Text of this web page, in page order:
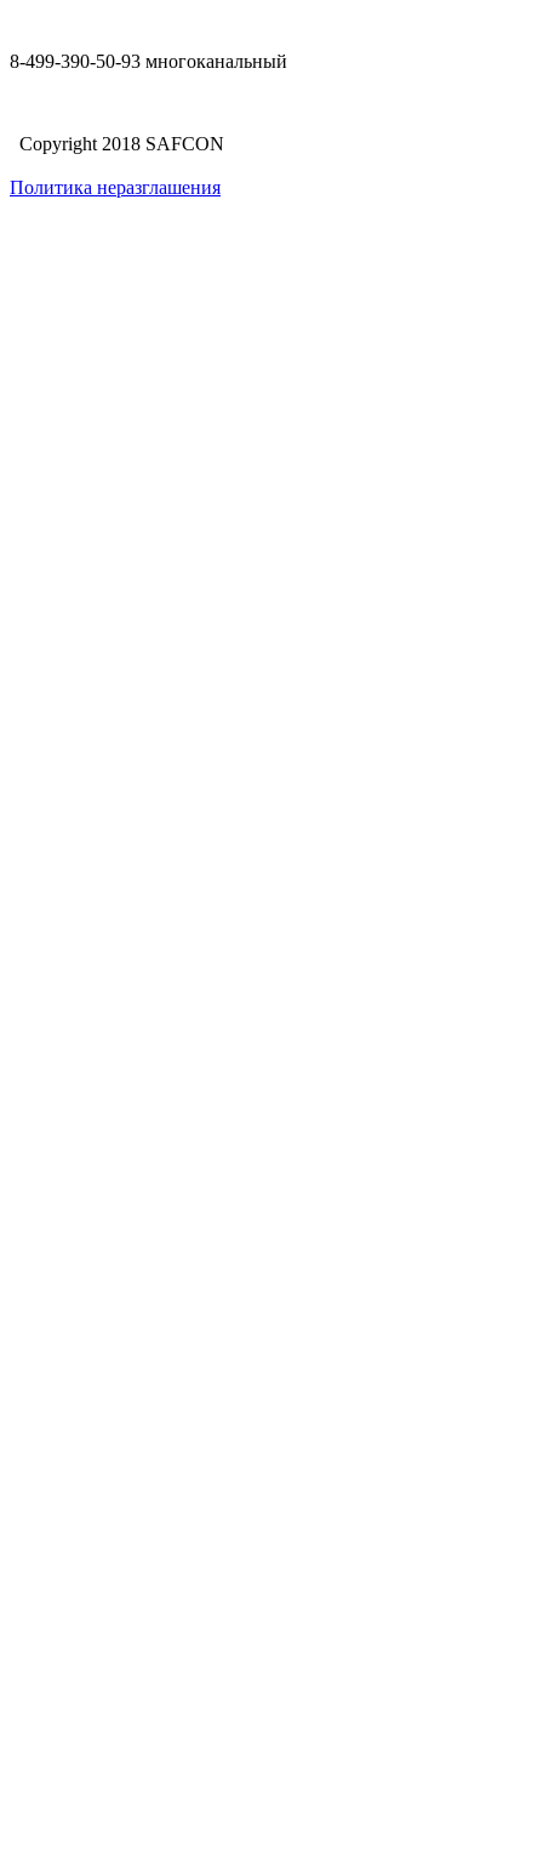
8-499-390-50-93 многоканальный
Copyright 2018 SAFCON
Политика неразглашения